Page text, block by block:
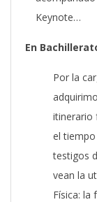
Keynote…
En
Por la
itinerario
el
testigos
vean la
Física: la